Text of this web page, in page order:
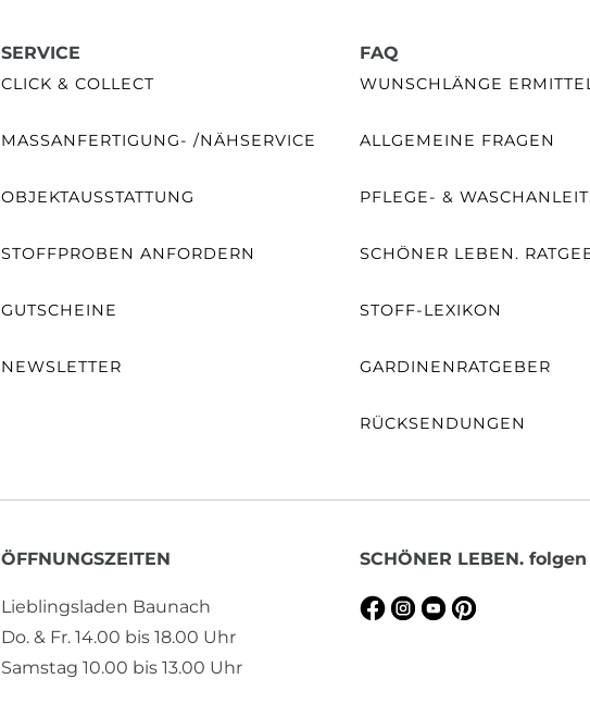
SERVICE
CLICK & COLLECT
MASSANFERTIGUNG- /NÄHSERVICE
OBJEKTAUSSTATTUNG
STOFFPROBEN ANFORDERN
GUTSCHEINE
NEWSLETTER
FAQ
WUNSCHLÄNGE
ALLGEMEINE FRAGEN
PFLEGE- &
SCHÖNER LEBEN.
STOFF-LEXIKON
GARDINENRATGEBER
RÜCKSENDUNGEN
ÖFFNUNGSZEITEN
Lieblingsladen Baunach
Do. & Fr. 14.00 bis 18.00 Uhr
Samstag 10.00 bis 13.00 Uhr
SCHÖNER LEBEN. folgen